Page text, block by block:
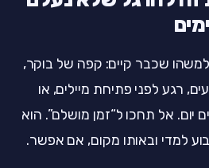
שכבר קיים: קפה של בוקר,
רגע לפני פתיחת מיילים, או
יום. אל תחכו ל“זמן מושלם”. הוא
למדי ובאותו מקום, אם אפשר.